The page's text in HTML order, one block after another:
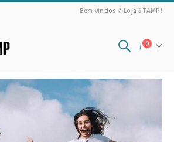
Bem vindos à Loja STAMP!
0